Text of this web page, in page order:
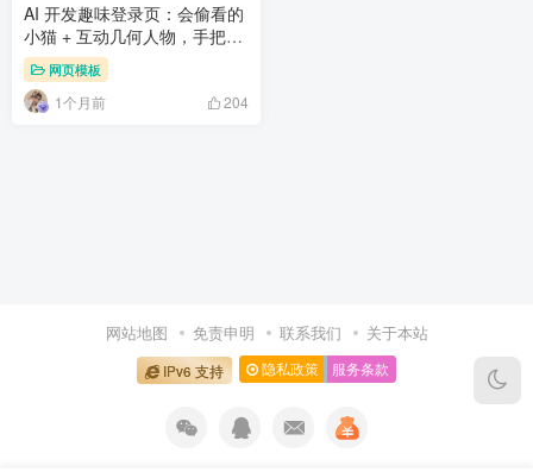
AI 开发趣味登录页：会偷看的
小猫 + 互动几何人物，手把手
教你打造
网页模板
1个月前 204
网站地图 免责申明 联系我们 关于本站
IPv6 支持 隐私政策 服务条款